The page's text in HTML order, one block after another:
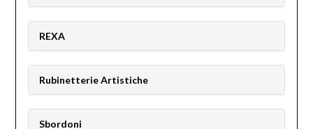
REXA
Rubinetterie Artistiche
Sbordoni